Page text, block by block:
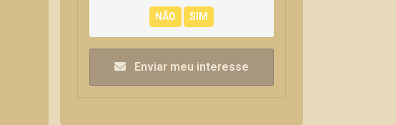
Enviar meu interesse